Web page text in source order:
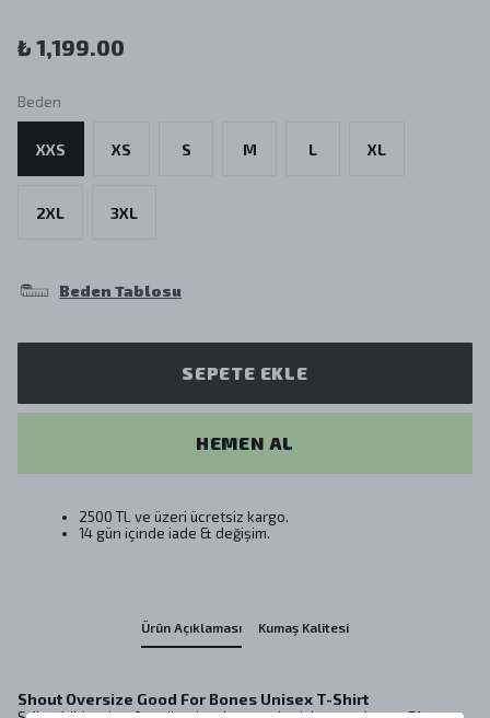
₺ 1,199.00
Beden
XXS XS S M L XL
2XL 3XL
Beden Tablosu
SEPETE EKLE
HEMEN AL
2500 TL ve üzeri ücretsiz kargo.
14 gün içinde iade & değişim.
Ürün Açıklaması Kumaş Kalitesi
Shout Oversize Good For Bones Unisex T-Shirt